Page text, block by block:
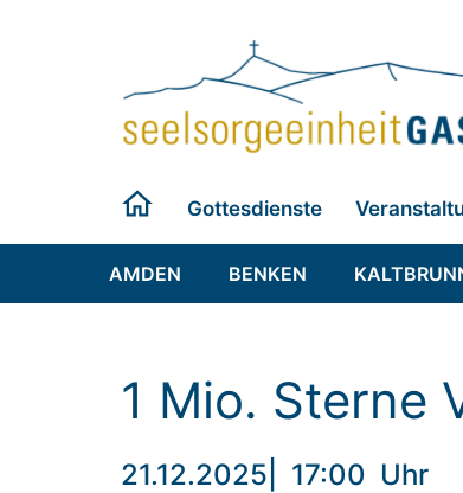
Gottesdienste
AMDEN BENKEN
1 Mio. Sterne
21.12.2025 17:00 Uhr